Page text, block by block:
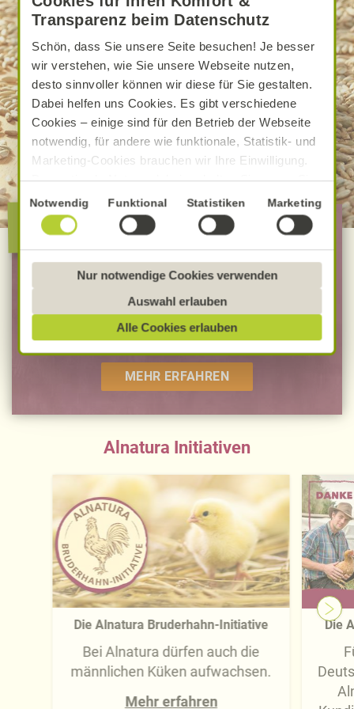
Transparenz beim Datenschutz
Schön, dass Sie unsere Seite besuchen! Je besser
wir verstehen, wie Sie unsere Webseite nutzen,
desto sinnvoller können wir diese für Sie gestalten.
Dabei helfen uns Cookies. Es gibt verschiedene
Cookies – einige sind für den Betrieb der Webseite
notwendig, für andere wie funktionale, Statistik- und
Marketing-Cookies brauchen wir Ihre Einwilligung.
Das optimale Nutzererlebnis erhalten Sie, wenn Sie
„Alle Cookies erlauben“ anklicken. Ihre Einwilligung
umfasst in diesem Fall auch den Einsatz von
Dienstleistern in Drittländern, die kein mit der EU
Sofern personenbezogene Daten dorthin übermittelt
werden, besteht das Risiko, dass diese erfasst und
analysiert werden und Betroffenenrechte nicht
durchgesetzt werden könnten. Sie können jederzeit
Ihre Einwilligung zur Datenverarbeitung und
-übermittlung widerrufen und Tools deaktivieren.
Ausführliche Informationen finden Sie in unserer
Näheres über uns erfahren Sie in unserem
Einwilligungsauswahl
Notwendig Funktional Statistiken Marketing
Alle Cookies erlauben
Auswahl erlauben
Nur notwendige Cookies verwenden
Die besondere Alnatura
Qualität
100 % Bio-Lebensmittel
Bevorzugt Bio-Verbandsware
unabhängig geprüfte Rezepturen
MEHR ERFAHREN
Alnatura Initiativen
Die Alnatura Bruderhahn-Initiative
Bei Alnatura dürfen auch die
männlichen Küken aufwachsen.
Mehr erfahren
Die